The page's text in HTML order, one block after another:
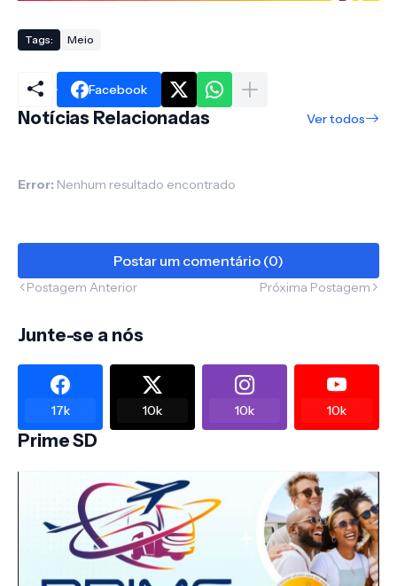
Tags: Meio
Facebook
Notícias Relacionadas Ver todos
Error: Nenhum resultado encontrado
Postar um comentário (0)
Postagem Anterior Próxima Postagem
Junte-se a nós
17k 10k 10k 10k
Prime SD